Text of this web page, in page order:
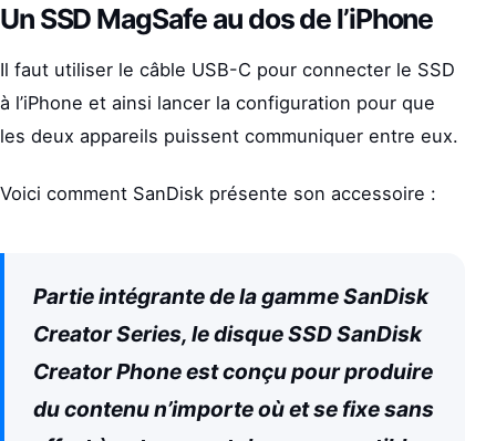
Un SSD MagSafe au dos de l’iPhone
Il faut utiliser le câble USB-C pour connecter le SSD
à l’iPhone et ainsi lancer la configuration pour que
les deux appareils puissent communiquer entre eux.
Voici comment SanDisk présente son accessoire :
Partie intégrante de la gamme SanDisk
Creator Series, le disque SSD SanDisk
Creator Phone est conçu pour produire
du contenu n’importe où et se fixe sans